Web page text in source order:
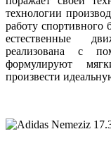
технологии
работу спортивного
естественные
реализована с
формулируют
произвести